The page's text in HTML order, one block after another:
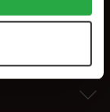
helst återkalla